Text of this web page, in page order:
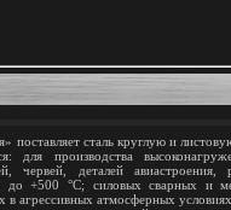
сталь круглую и
для производства
червей, деталей
до +500 °C; силовых сварных и
в агрессивных атмосферных